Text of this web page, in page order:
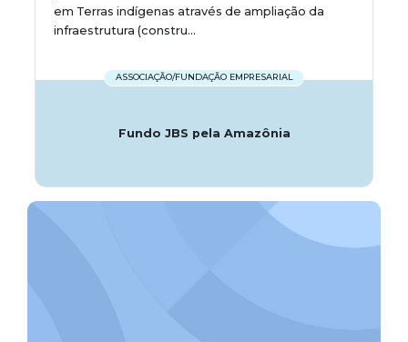
em Terras indígenas através de ampliação da
infraestrutura (constru...
ASSOCIAÇÃO/FUNDAÇÃO EMPRESARIAL
Fundo JBS pela Amazônia